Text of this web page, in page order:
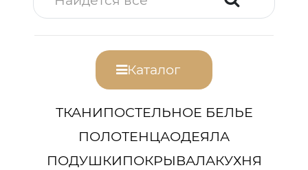
Каталог
ТКАНИПОСТЕЛЬНОЕ БЕЛЬЕ
ПОЛОТЕНЦАОДЕЯЛА
ПОДУШКИПОКРЫВАЛАКУХНЯ